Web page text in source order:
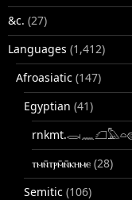
&c. (27)
Languages (1,412)
Afroasiatic (147)
Egyptian (41)
ⲧⲙⲛ̄ⲧⲣⲙ̄ⲛ̄ⲕⲏⲙⲉ (28)
Semitic (106)